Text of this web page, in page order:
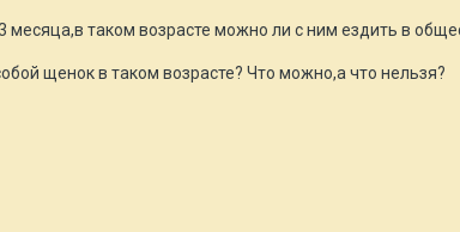
месяца,в таком возрасте можно ли с ним ездить в
щенок в таком возрасте? Что можно,а что нельзя?